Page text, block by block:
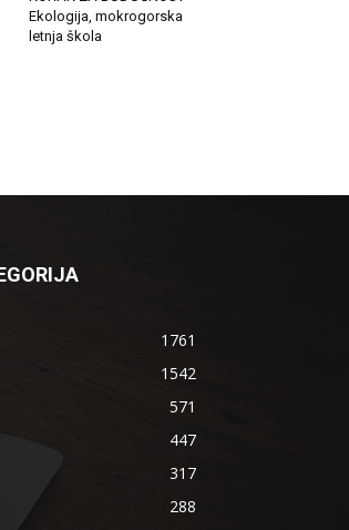
Ekologija, mokrogorska
letnja škola
1761
1542
571
447
317
288